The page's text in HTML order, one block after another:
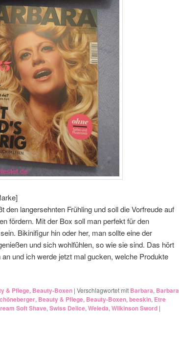
den langersehnten Frühling und soll die Vorfreude auf
fördern. Mit der Box soll man perfekt für den
Bikinifigur hin oder her, man sollte eine der
und sich wohlfühlen, so wie sie sind. Das hört
und ich werde jetzt mal gucken, welche Produkte
& Pflege, Beauty-Boxen | Verschlagwortet mit Barbara, Barbara
, Beauty & Pflege, Beauty-Boxen, beeskin, Etre
Soft Shave, Swiss Delice, Weleda, Wilkinson Sword |